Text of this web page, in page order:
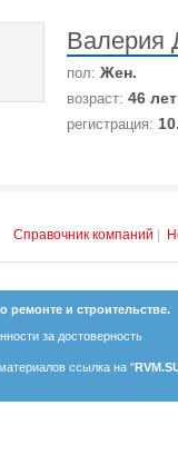
Валерия
пол: Жен.
возраст: 46 лет
регистрация:
Справочник компаний
ремонте и строительстве.
за достоверность
ссылка на "